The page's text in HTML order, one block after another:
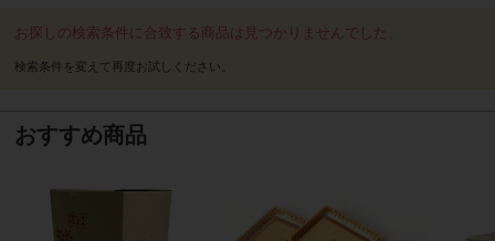
お探しの検索条件に合致する商品は見つかりませんでした。
おすすめ商品